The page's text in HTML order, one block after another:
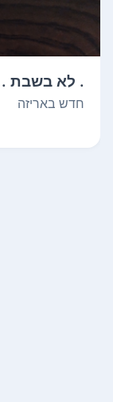
. לא בשבת .
חדש באריזה